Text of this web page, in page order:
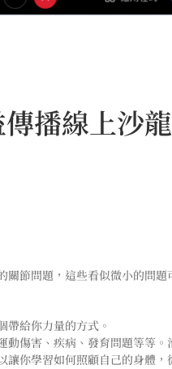
播線上沙
節問題，這些看似微小的問題
給你力量的方式。
傷害、疾病、發育問題等等。
你學習如何照顧自己的身體，